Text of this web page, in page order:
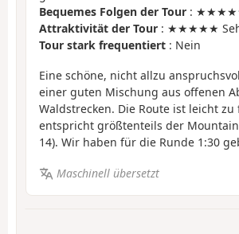
Bequemes Folgen der Tour :
Attraktivität der Tour : ★★★★★
Tour stark frequentiert : Nein
Eine schöne, nicht allzu
einer guten Mischung aus offenen
Waldstrecken. Die Route ist leicht zu
entspricht größtenteils der
14). Wir haben für die Runde 1:30
Maschinell übersetzt